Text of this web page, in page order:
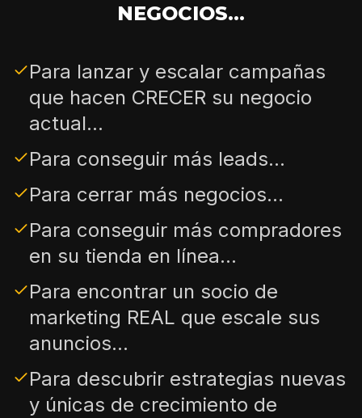
NEGOCIOS...
Para lanzar y escalar campañas
que hacen CRECER su negocio
actual...
Para conseguir más leads...
Para cerrar más negocios...
Para conseguir más compradores
en su tienda en línea...
Para encontrar un socio de
marketing REAL que escale sus
anuncios...
Para descubrir estrategias nuevas
y únicas de crecimiento de